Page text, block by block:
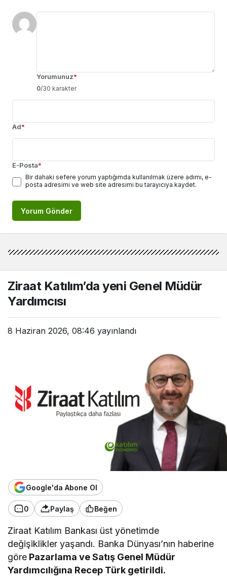
Yorumunuz*
0/30 karakter
Ad*
E-Posta*
Bir dahaki sefere yorum yaptığımda kullanılmak üzere adımı, e-
posta adresimi ve web site adresimi bu tarayıcıya kaydet.
Yorum Gönder
Ziraat Katılım’da yeni Genel Müdür
Yardımcısı
8 Haziran 2026, 08:46 yayınlandı
Google'da Abone Ol
0 Paylaş Beğen
Ziraat Katılım Bankası üst yönetimde
değişiklikler yaşandı. Banka Dünyası’nın haberine
göre Pazarlama ve Satış Genel Müdür
Yardımcılığına Recep Türk getirildi.